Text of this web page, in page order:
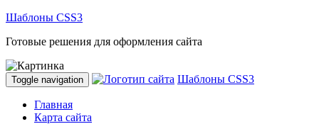
Шаблоны CSS3
Готовые решения для оформления сайта
Toggle navigation Шаблоны CSS3
Главная
Карта сайта